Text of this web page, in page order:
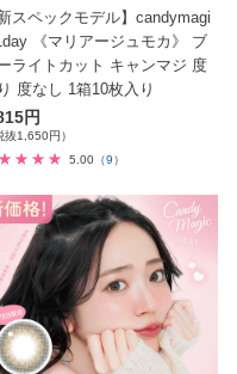
新スペックモデル】candymagi
《マリアージュモカ》 ブ
ライトカット キャンマジ 度
度なし 1箱10枚入り
円
抜1,650円）
5.00 （9）